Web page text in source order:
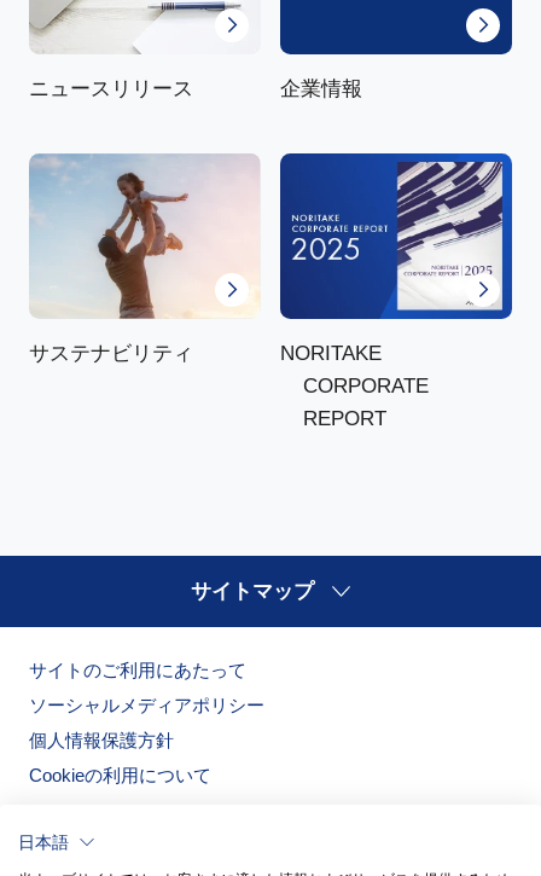
ニュースリリース 企業情報
サステナビリティ
NORITAKE
CORPORATE
REPORT
サイトマップ
サイトのご利用にあたって
ソーシャルメディアポリシー
個人情報保護方針
Cookieの利用について
日本語